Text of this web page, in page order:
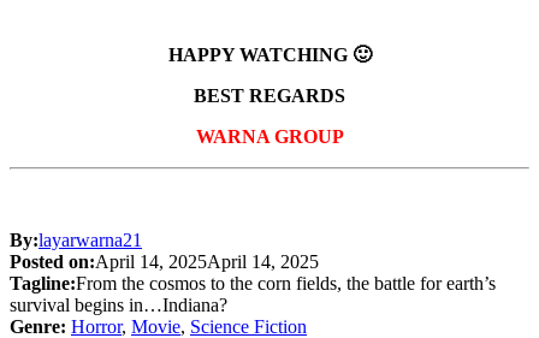
HAPPY WATCHING 🙂
BEST REGARDS
WARNA GROUP
By:layarwarna21
Posted on:April 14, 2025April 14, 2025
Tagline:From the cosmos to the corn fields, the battle for earth’s
survival begins in…Indiana?
Genre: Horror, Movie, Science Fiction